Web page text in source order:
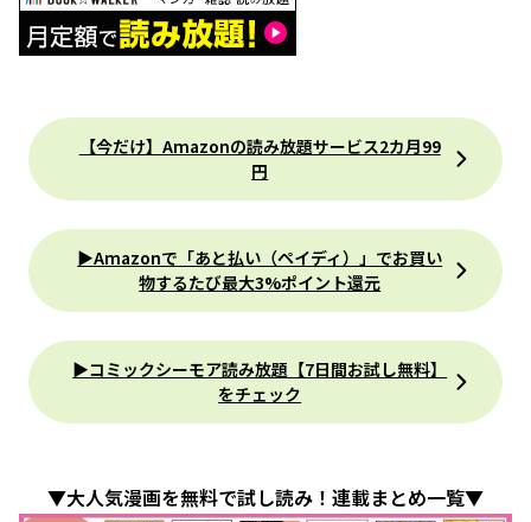
【今だけ】Amazonの読み放題サービス2カ月99
円
▶Amazonで「あと払い（ペイディ）」でお買い
物するたび最大3%ポイント還元
▶コミックシーモア読み放題【7日間お試し無料】
をチェック
▼大人気漫画を無料で試し読み！連載まとめ一覧▼